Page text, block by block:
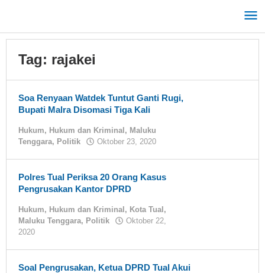
konten
Tag: rajakei
Soa Renyaan Watdek Tuntut Ganti Rugi,
Bupati Malra Disomasi Tiga Kali
Hukum, Hukum dan Kriminal , Maluku
Tenggara, Politik Oktober 23, 2020
Polres Tual Periksa 20 Orang Kasus
Pengrusakan Kantor DPRD
Hukum, Hukum dan Kriminal , Kota Tual ,
Maluku Tenggara, Politik
Oktober 22,
2020
Soal Pengrusakan, Ketua DPRD Tual Akui